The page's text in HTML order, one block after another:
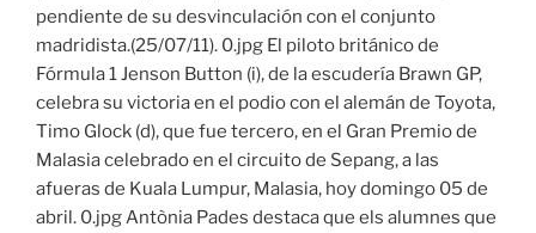
pendiente de su desvinculación con el conjunto
madridista.(25/07/11). 0.jpg El piloto británico de
Fórmula 1 Jenson Button (i), de la escudería Brawn GP,
celebra su victoria en el podio con el alemán de Toyota,
Timo Glock (d), que fue tercero, en el Gran Premio de
Malasia celebrado en el circuito de Sepang, a las
afueras de Kuala Lumpur, Malasia, hoy domingo 05 de
abril. 0.jpg Antònia Pades destaca que els alumnes que